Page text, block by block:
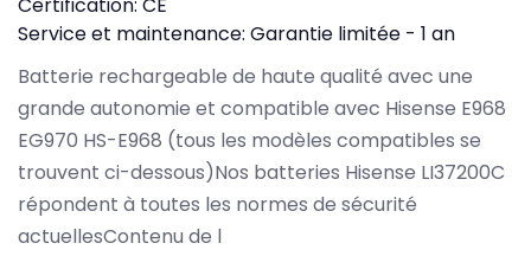
Service et maintenance: Garantie limitée - 1 an
Batterie rechargeable de haute qualité avec une
grande autonomie et compatible avec Hisense E968
EG970 HS-E968 (tous les modèles compatibles se
trouvent ci-dessous)Nos batteries Hisense LI37200C
répondent à toutes les normes de sécurité
actuellesContenu de l